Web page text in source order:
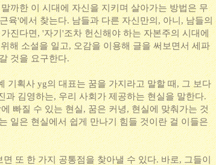
까한 이 시대에 자신을 지키며 살아가는 방법은 무
육'에서 찾는다. 남들과 다른 자신만의, 아니, 남들의
진다면, '자기'조차 헌신해야 하는 자본주의 시대에
해 소설을 일고, 오감을 이용해 글을 써보면서 세파
것을 요구한다.
기획사 yg의 대표는 꿈을 가지라고 말할 때, 그 보다
과 김영하는, 우리 사회가 제공하는 현실을 말한다.
빠질 수 있는 현실, 꿈은 커녕, 현실에 맞춰가는 것
일은 현실에서 쉽게 만나기 힘들 것이란 걸 이들은
또 한 가지 공통점을 찾아낼 수 있다. 바로, 그들이